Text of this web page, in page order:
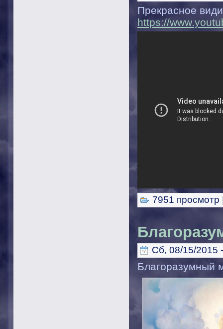
Прекрасное
https://
7951
Сб, 08/15/2015
Благоразумный